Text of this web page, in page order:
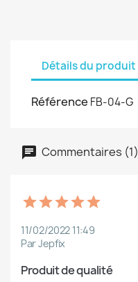
Détails du produit
Référence FB-04-G
Commentaires (1)
11/02/2022 11:49
Par Jepfix
Produit de qualité